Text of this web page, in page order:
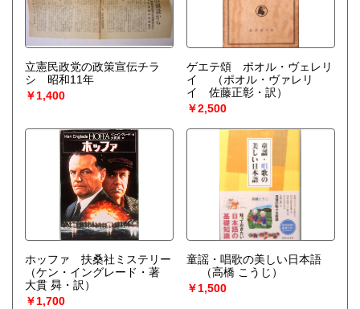
立憲民政党の政策宣伝チラ
シ 昭和11年
￥1,400
ゲエテ頌 ポオル・ヴェレリ
イ
（ポオル・ヴァレリ
イ 佐藤正彰・訳）
￥2,500
ホッファ 扶桑社ミステリー
（ケン・イングレード・著
大貫 曻・訳）
￥1,700
童謡・唱歌の美しい日本語
（高橋 こうじ）
￥1,500